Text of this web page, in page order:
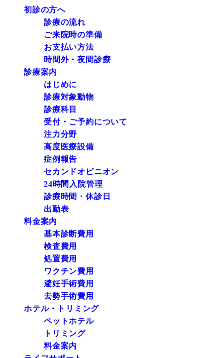
初診の方へ
診療の流れ
ご来院時の準備
お支払い方法
時間外・夜間診療
診療案内
はじめに
診療対象動物
診療科目
受付・ご予約について
注力分野
高度医療設備
症例報告
セカンドオピニオン
24時間入院管理
診療時間・休診日
出勤表
料金案内
基本診断費用
検査費用
処置費用
ワクチン費用
避妊手術費用
去勢手術費用
ホテル・トリミング
ペットホテル
トリミング
料金案内